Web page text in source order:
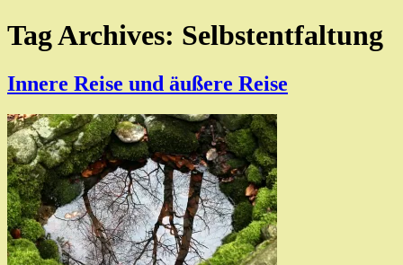
Tag Archives: Selbstentfaltung
Innere Reise und äußere Reise